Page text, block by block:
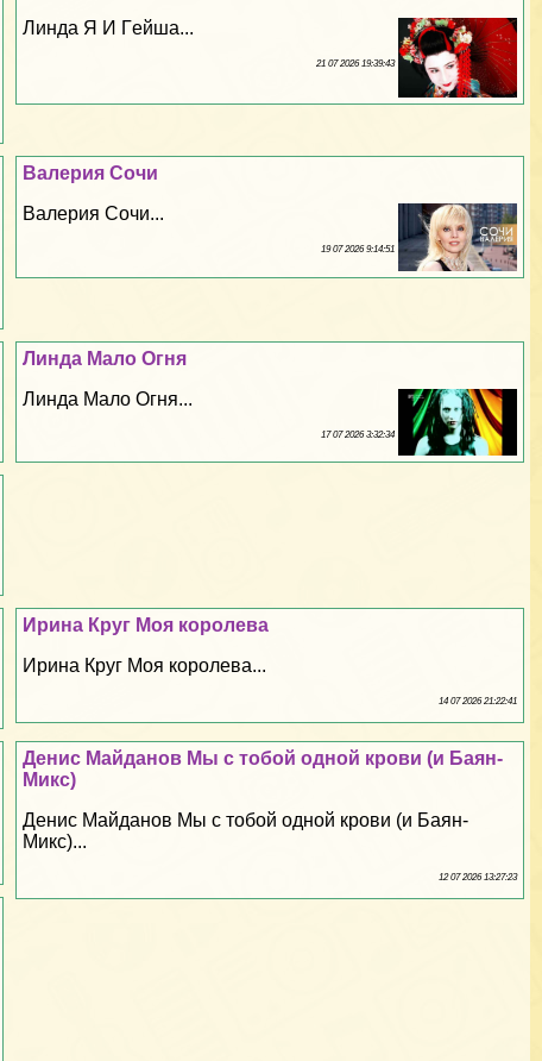
Линда Я И Гeйша...
21 07 2026 19:39:43
Валерия Сочи
Валерия Сочи...
19 07 2026 9:14:51
Линда Мало Огня
Линда Мало Огня...
17 07 2026 3:32:34
Ирина Круг Моя королева
Ирина Круг Моя королева...
14 07 2026 21:22:41
Денис Майданов Мы с тобой одной крови (и Баян-
Микс)
Денис Майданов Мы с тобой одной крови (и Баян-
Микс)...
12 07 2026 13:27:23